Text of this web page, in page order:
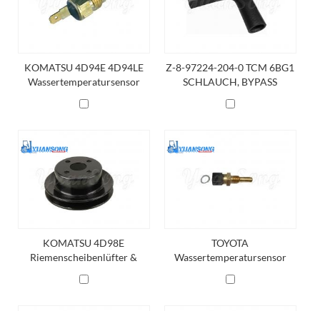
KOMATSU 4D94E 4D94LE
Wassertemperatursensor
Z-8-97224-204-0 TCM 6BG1
SCHLAUCH, BYPASS
KOMATSU 4D98E
Riemenscheibenlüfter &
42450
TOYOTA
Wassertemperatursensor
10G00